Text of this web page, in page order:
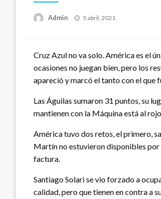
Admin
Publicado
5 abril, 2021
Cruz Azul no va solo. América es el
ocasiones no juegan bien, pero los
apareció y marcó el tanto con el que
Las Águilas sumaron 31 puntos, su
mantienen con la Máquina está al
América tuvo dos retos, el primero,
Martín no estuvieron disponibles
factura.
Santiago Solari se vio forzado a
calidad, pero que tienen en contra a